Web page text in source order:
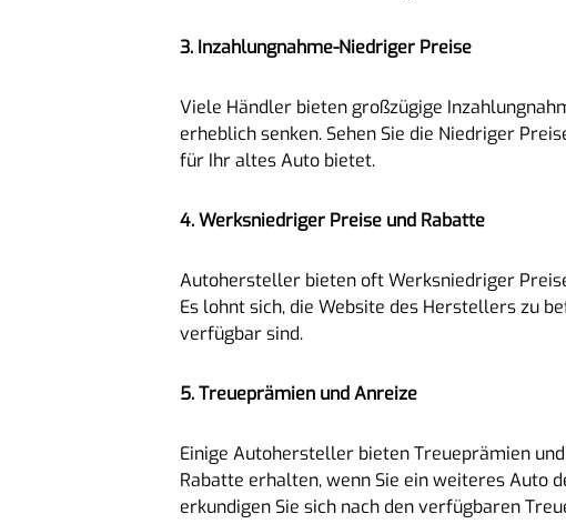
3. Inzahlungnahme-Niedriger Preise
Viele Händler bieten großzügige
erheblich senken. Sehen Sie die Niedriger
für Ihr altes Auto bietet.
4. Werksniedriger Preise und Rabatte
Autohersteller bieten oft Werksniedriger
Es lohnt sich, die Website des Herstellers zu
verfügbar sind.
5. Treueprämien und Anreize
Einige Autohersteller bieten Treueprämien
Rabatte erhalten, wenn Sie ein weiteres Auto
erkundigen Sie sich nach den verfügbaren